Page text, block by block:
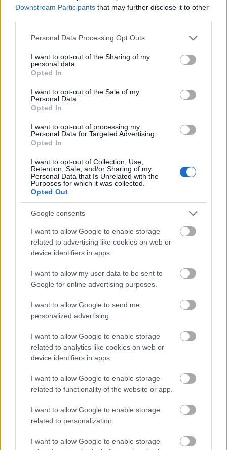
Downstream Participants that may further disclose it to other
Please note that this website/app uses one or more Google
not limited to your visit or usage behaviour. You may click to
grant or deny consent to Google and its third-party tags to
use your data for below specified purposes in below Google
consent section.
Personal Data Processing Opt Outs
I want to opt-out of the Sharing of my
personal data.
Opted In
I want to opt-out of the Sale of my
Personal Data.
Opted In
I want to opt-out of processing my
Personal Data for Targeted Advertising.
Opted In
I want to opt-out of Collection, Use,
Retention, Sale, and/or Sharing of my
Personal Data that Is Unrelated with the
Purposes for which it was collected.
Opted Out
Google consents
I want to allow Google to enable storage
related to advertising like cookies on web or
device identifiers in apps.
I want to allow my user data to be sent to
Google for online advertising purposes.
I want to allow Google to send me
personalized advertising.
I want to allow Google to enable storage
related to analytics like cookies on web or
device identifiers in apps.
I want to allow Google to enable storage
related to functionality of the website or app.
I want to allow Google to enable storage
related to personalization.
I want to allow Google to enable storage
Dupla élmény a rock és a népzene
metszéspontjából - Úzgin Űver és
Dirtmusic jövő kedden a Müpában
alkalmanként egy hazai és egy nemzetközi világzenei
banda közös nevezőjére fókuszál, illetve ...